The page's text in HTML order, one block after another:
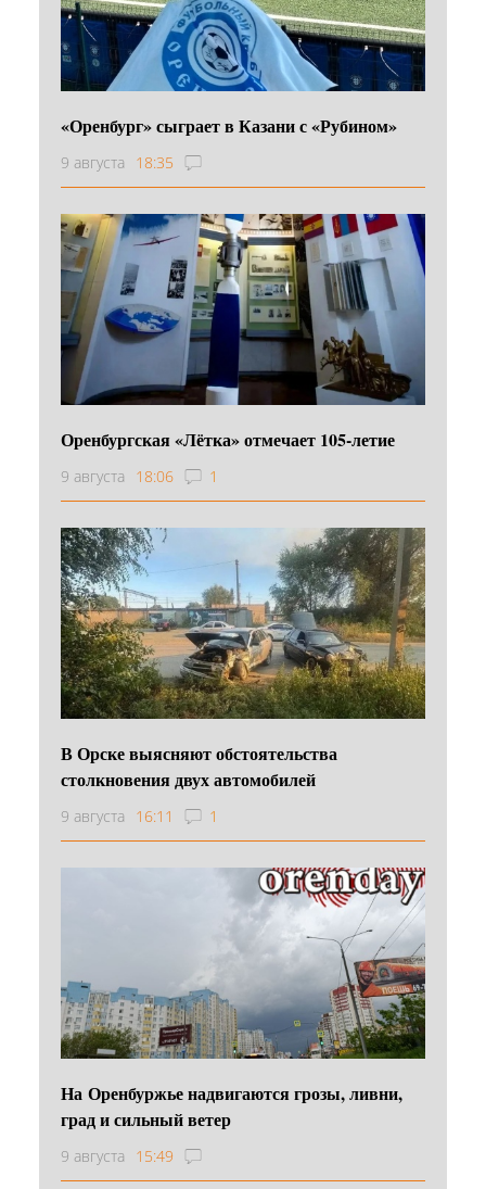
«Оренбург» сыграет в Казани с «Рубином»
9 августа 18:35
Оренбургская «Лётка» отмечает 105-летие
9 августа 18:06 1
В Орске выясняют обстоятельства
столкновения двух автомобилей
9 августа 16:11 1
На Оренбуржье надвигаются грозы, ливни,
град и сильный ветер
9 августа 15:49